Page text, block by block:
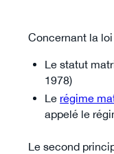
Concernant la
Le statut
1978)
Le régime
appelé le
Le second